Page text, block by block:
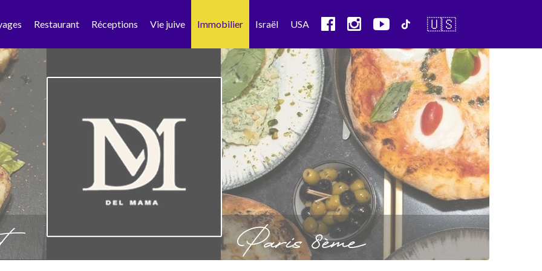
Restaurant Réceptions Vie juive Immobilier Israël USA 🇺🇸